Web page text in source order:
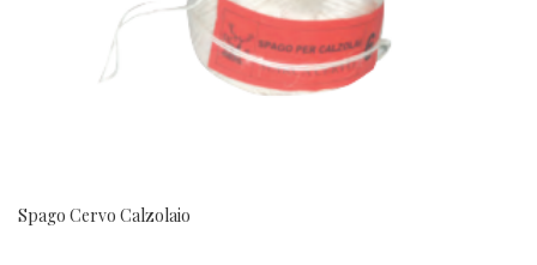
Spago Cervo Calzolaio